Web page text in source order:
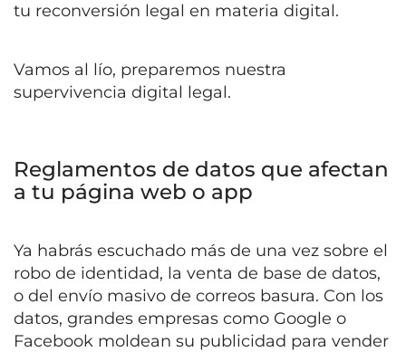
tu reconversión legal en materia digital.
Vamos al lío, preparemos nuestra
supervivencia digital legal.
Reglamentos de datos que afectan
a tu página web o app
Ya habrás escuchado más de una vez sobre el
robo de identidad, la venta de base de datos,
o del envío masivo de correos basura. Con los
datos, grandes empresas como Google o
Facebook moldean su publicidad para vender